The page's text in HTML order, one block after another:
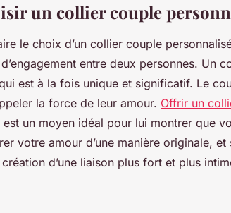
un collier couple
le choix d’un collier couple
entre deux personnes. Un
est à la fois unique et significatif. Le
la force de leur amour. Offrir un
est un moyen idéal pour lui montrer que
votre amour d’une manière originale, et
d’une liaison plus fort et plus